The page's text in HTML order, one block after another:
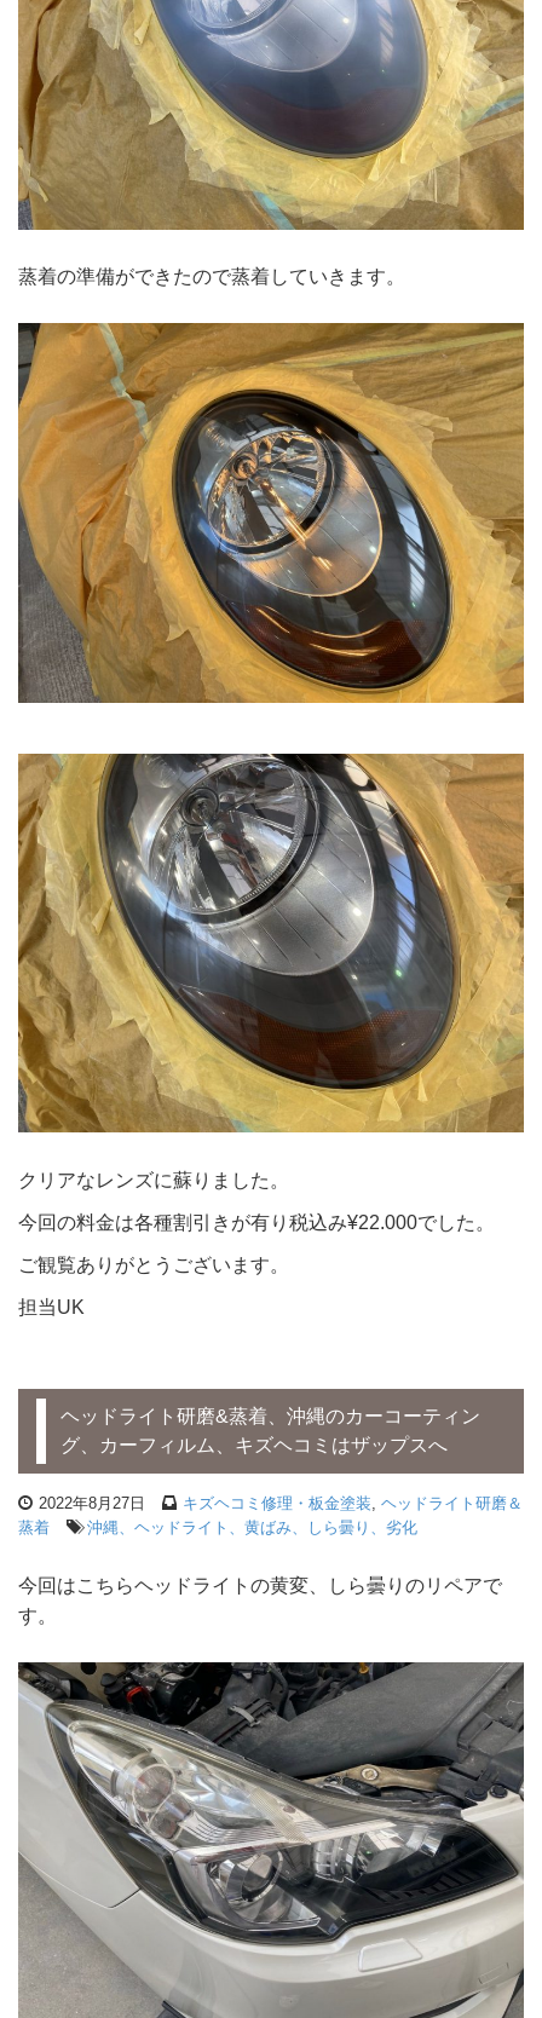
蒸着の準備ができたので蒸着していきます。
クリアなレンズに蘇りました。
今回の料金は各種割引きが有り税込み¥22.000でした。
ご観覧ありがとうございます。
担当UK
ヘッドライト研磨&蒸着、沖縄のカーコーティン
グ、カーフィルム、キズヘコミはザップスへ
2022年8月27日 キズヘコミ修理・板金塗装 ヘッドライト研磨＆
蒸着
沖縄、ヘッドライト、黄ばみ、しら曇り、劣化
今回はこちらヘッドライトの黄変、しら曇りのリペアで
す。